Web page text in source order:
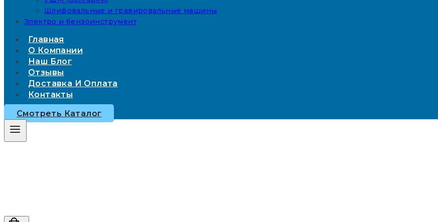
Шлифовальные и гравировальные машины
Электро и бензоинструмент
Главная
О Компании
Наш Блог
Отзывы
Доставка И Оплата
Контакты
Смотреть Каталог